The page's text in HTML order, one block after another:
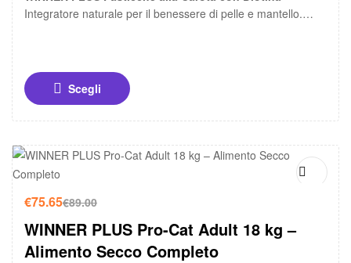
Integratore naturale per il benessere di pelle e mantello.
Scegli
-15%
€89.00
€75.65
WINNER PLUS Pro-Cat Adult 18 kg –
Alimento Secco Completo